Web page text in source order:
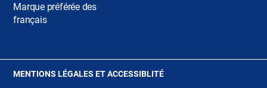
Marque préférée des
français
MENTIONS LÉGALES ET ACCESSIBLITÉ(OUVRE